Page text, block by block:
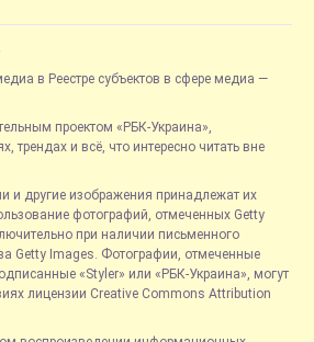
в Реестре субъектов в сфере медиа —
проектом «РБК-Украина»,
и всё, что интересно читать вне
и другие изображения принадлежат их
фотографий, отмеченных Getty
при наличии письменного
Getty Images. Фотографии, отмеченные
«Styler» или «РБК-Украина», могут
лицензии Creative Commons Attribution